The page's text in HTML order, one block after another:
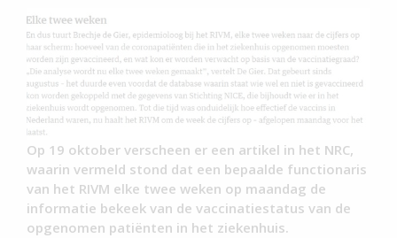
Op 19 oktober verscheen er een artikel in het NRC,
waarin vermeld stond dat een bepaalde functionaris
van het RIVM elke twee weken op maandag de
informatie bekeek van de vaccinatiestatus van de
opgenomen patiënten in het ziekenhuis.